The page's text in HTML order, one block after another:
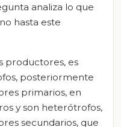
analiza lo que
hasta este
productores, es
posteriormente
primarios, en
y son heterótrofos,
secundarios, que